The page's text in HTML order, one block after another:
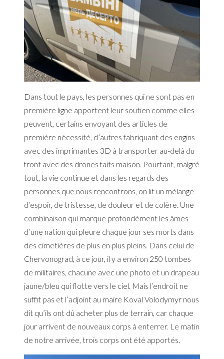
Dans tout le pays, les personnes qui ne sont pas en
première ligne apportent leur soutien comme elles
peuvent, certains envoyant des articles de
première nécessité, d’autres fabriquant des engins
avec des imprimantes 3D à transporter au-delà du
front avec des drones faits maison. Pourtant, malgré
tout, la vie continue et dans les regards des
personnes que nous rencontrons, on lit un mélange
d’espoir, de tristesse, de douleur et de colère. Une
combinaison qui marque profondément les âmes
d’une nation qui pleure chaque jour ses morts dans
des cimetières de plus en plus pleins. Dans celui de
Chervonograd, à ce jour, il y a environ 250 tombes
de militaires, chacune avec une photo et un drapeau
jaune/bleu qui flotte vers le ciel. Mais l’endroit ne
suffit pas et l’adjoint au maire Koval Volodymyr nous
dit qu’ils ont dû acheter plus de terrain, car chaque
jour arrivent de nouveaux corps à enterrer. Le matin
de notre arrivée, trois corps ont été apportés.